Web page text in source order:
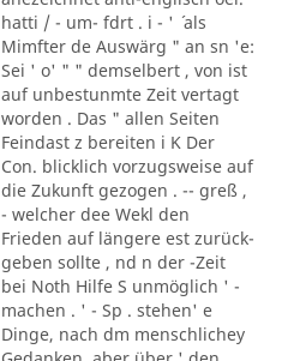
hatti / - um- fdrt . i - ' ´ als
Mimfter de Auswärg " an sn 'e:
Sei ' o' " " demselbert , von ist
auf unbestunmte Zeit vertagt
worden . Das " allen Seiten
Feindast z bereiten i K Der
Con. blicklich vorzugsweise auf
die Zukunft gezogen . -- greß ,
- welcher dee Wekl den
Frieden auf längere est zurück-
geben sollte , nd n der -Zeit
bei Noth Hilfe S unmöglich ' -
machen . ' - Sp . stehen' e
Dinge, nach dm menschlichey